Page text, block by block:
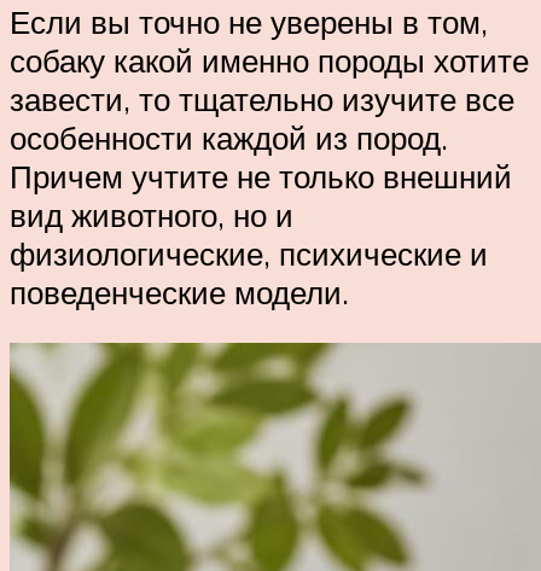
Если вы точно не уверены в том,
собаку какой именно породы хотите
завести, то тщательно изучите все
особенности каждой из пород.
Причем учтите не только внешний
вид животного, но и
физиологические, психические и
поведенческие модели.